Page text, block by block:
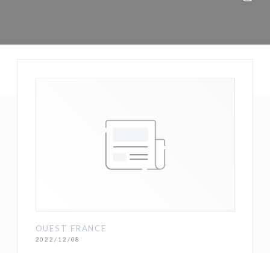
OUEST FRANCE
2022/12/08